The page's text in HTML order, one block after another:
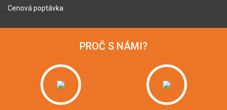
Cenová poptávka
PROČ S NÁMI?